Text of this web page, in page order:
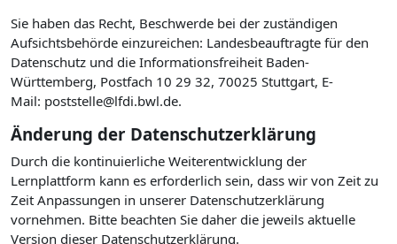
Sie haben das Recht, Beschwerde bei der zuständigen
Aufsichtsbehörde einzureichen: Landesbeauftragte für den
Datenschutz und die Informationsfreiheit Baden-
Württemberg, Postfach 10 29 32, 70025 Stuttgart, E-
Mail: poststelle@lfdi.bwl.de.
Änderung der Datenschutzerklärung
Durch die kontinuierliche Weiterentwicklung der
Lernplattform kann es erforderlich sein, dass wir von Zeit zu
Zeit Anpassungen in unserer Datenschutzerklärung
vornehmen. Bitte beachten Sie daher die jeweils aktuelle
Version dieser Datenschutzerklärung.